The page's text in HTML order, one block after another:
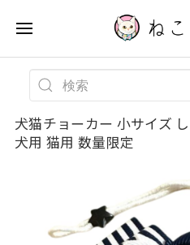
犬猫チョーカー 小サイズ
犬用 猫用 数量限定